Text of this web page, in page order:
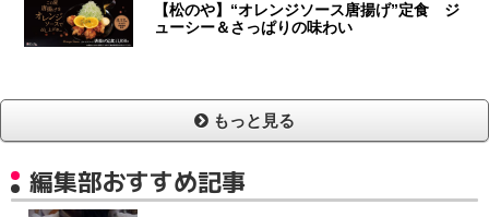
【松のや】“オレンジソース唐揚げ”定食 ジ
ューシー＆さっぱりの味わい
もっと見る
編集部おすすめ記事